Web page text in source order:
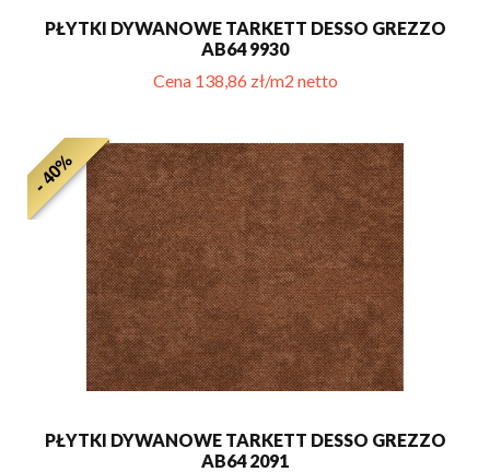
PŁYTKI DYWANOWE TARKETT DESSO GREZZO
AB64 9930
Cena 138,86 zł/m2 netto
- 40%
PŁYTKI DYWANOWE TARKETT DESSO GREZZO
AB64 2091